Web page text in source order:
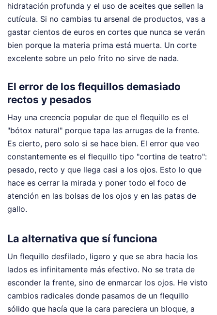
hidratación profunda y el uso de aceites que sellen la
cutícula. Si no cambias tu arsenal de productos, vas a
gastar cientos de euros en cortes que nunca se verán
bien porque la materia prima está muerta. Un corte
excelente sobre un pelo frito no sirve de nada.
El error de los flequillos demasiado
rectos y pesados
Hay una creencia popular de que el flequillo es el
"bótox natural" porque tapa las arrugas de la frente.
Es cierto, pero solo si se hace bien. El error que veo
constantemente es el flequillo tipo "cortina de teatro":
pesado, recto y que llega casi a los ojos. Esto lo que
hace es cerrar la mirada y poner todo el foco de
atención en las bolsas de los ojos y en las patas de
gallo.
La alternativa que sí funciona
Un flequillo desfilado, ligero y que se abra hacia los
lados es infinitamente más efectivo. No se trata de
esconder la frente, sino de enmarcar los ojos. He visto
cambios radicales donde pasamos de un flequillo
sólido que hacía que la cara pareciera un bloque, a